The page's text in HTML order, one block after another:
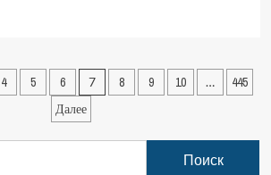
4 5 6 7 8 9 10 …
445
Далее